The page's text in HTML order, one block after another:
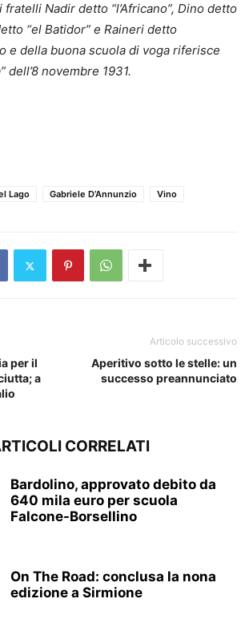
fratelli Nadir detto “l’Africano”, Dino detto
“el Batidor” e Raineri detto
e della buona scuola di voga riferisce
dell’8 novembre 1931.
Lago Gabriele D’Annunzio Vino
per il
a
Articolo successivo
Aperitivo sotto le stelle: un
successo preannunciato
CORRELATI
Bardolino, approvato debito da
640 mila euro per scuola
Falcone-Borsellino
On The Road: conclusa la nona
edizione a Sirmione